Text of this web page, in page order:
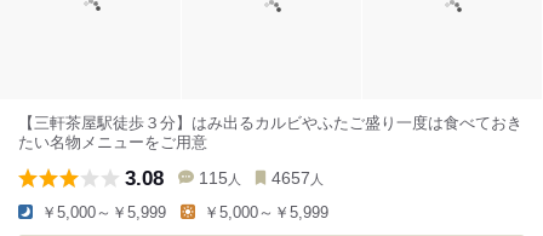
【三軒茶屋駅徒歩３分】はみ出るカルビやふたご盛り一度は食べておき
たい名物メニューをご用意
3.08 115 人 4657 人
￥5,000～￥5,999 ￥5,000～￥5,999